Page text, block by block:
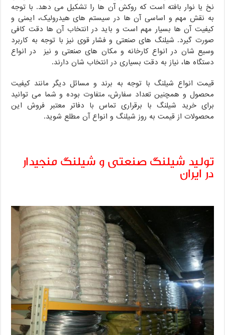
نخ یا نوار بافته است که روکش آن ها را تشکیل می دهد. با توجه
به نقش مهم و اساسی آن ها در سیستم های هیدرولیک، ایمنی و
کیفیت آن ها بسیار مهم است و باید در انتخاب آن ها دقت کافی
صورت گیرد. شیلنگ های صنعتی و فشار قوی نیز با توجه به کاربرد
وسیع شان در انواع کارخانه و مکان های صنعتی و نیز در انواع
دستگاه ها، نیاز به دقت بسیاری در انتخاب شان دارند.
قیمت انواع شیلنگ با توجه به برند و مسائل دیگر مانند کیفیت
محصول و همچنین تعداد سفارش، متفاوت بوده و شما می توانید
برای خرید شیلنگ با برقراری تماس با دفاتر معتبر فروش این
محصولات از قیمت به روز شیلنگ و انواع آن مطلع شوید.
در ایران